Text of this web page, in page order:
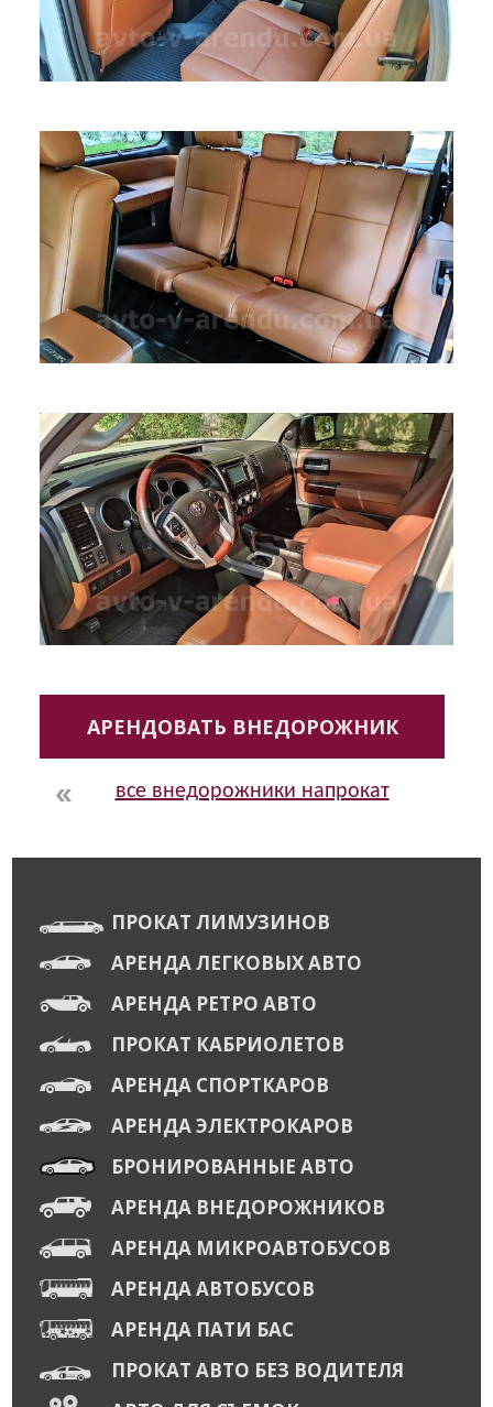
АРЕНДОВАТЬ ВНЕДОРОЖНИК
все внедорожники напрокат
ПРОКАТ ЛИМУЗИНОВ
АРЕНДА ЛЕГКОВЫХ АВТО
АРЕНДА РЕТРО АВТО
ПРОКАТ КАБРИОЛЕТОВ
АРЕНДА СПОРТКАРОВ
АРЕНДА ЭЛЕКТРОКАРОВ
БРОНИРОВАННЫЕ АВТО
АРЕНДА ВНЕДОРОЖНИКОВ
АРЕНДА МИКРОАВТОБУСОВ
АРЕНДА АВТОБУСОВ
АРЕНДА ПАТИ БАС
ПРОКАТ АВТО БЕЗ ВОДИТЕЛЯ